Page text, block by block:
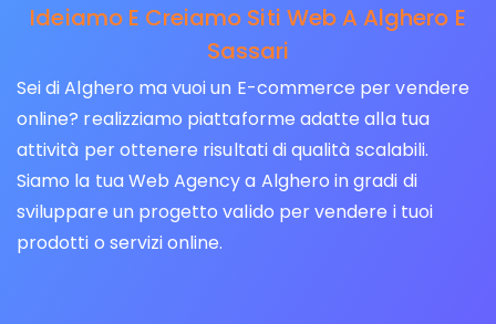
Ideiamo E Creiamo Siti Web A Alghero E
Sassari
Sei di Alghero ma vuoi un E-commerce per vendere
online? realizziamo piattaforme adatte alla tua
attività per ottenere risultati di qualità scalabili.
Siamo la tua Web Agency a Alghero in gradi di
sviluppare un progetto valido per vendere i tuoi
prodotti o servizi online.